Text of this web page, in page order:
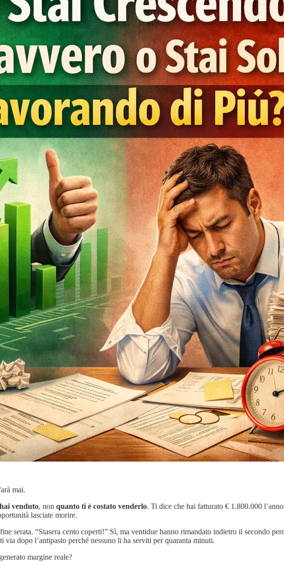
mai.
venduto, non quanto ti è costato venderlo. Ti dice che hai fatturato € 1.800.000
lasciate morire.
serata. “Stasera cento coperti!” Sì, ma ventidue hanno rimandato indietro il secondo
via dopo l’antipasto perché nessuno li ha serviti per quaranta minuti.
margine reale?